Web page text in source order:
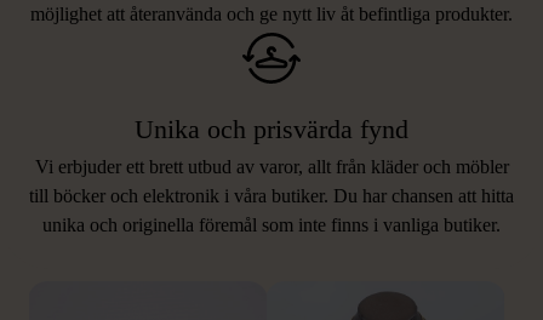
möjlighet att återanvända och ge nytt liv åt befintliga produkter.
Unika och prisvärda fynd
Vi erbjuder ett brett utbud av varor, allt från kläder och möbler
till böcker och elektronik i våra butiker. Du har chansen att hitta
unika och originella föremål som inte finns i vanliga butiker.
LIKNANDE PRODUKTER
Hitta produkter som påminner om denna